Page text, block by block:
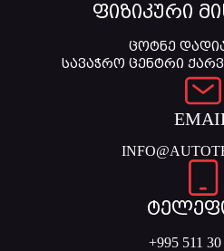
ფიზიკური
ცოტნე
სავაჭრო ცენტრი
+995 511